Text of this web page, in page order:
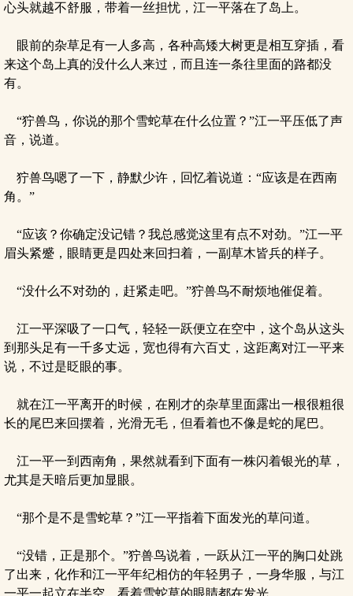
心头就越不舒服，带着一丝担忧，江一平落在了岛上。
眼前的杂草足有一人多高，各种高矮大树更是相互穿插，看
来这个岛上真的没什么人来过，而且连一条往里面的路都没
有。
“狞兽鸟，你说的那个雪蛇草在什么位置？”江一平压低了声
音，说道。
狞兽鸟嗯了一下，静默少许，回忆着说道：“应该是在西南
角。”
“应该？你确定没记错？我总感觉这里有点不对劲。”江一平
眉头紧蹙，眼睛更是四处来回扫着，一副草木皆兵的样子。
“没什么不对劲的，赶紧走吧。”狞兽鸟不耐烦地催促着。
江一平深吸了一口气，轻轻一跃便立在空中，这个岛从这头
到那头足有一千多丈远，宽也得有六百丈，这距离对江一平来
说，不过是眨眼的事。
就在江一平离开的时候，在刚才的杂草里面露出一根很粗很
长的尾巴来回摆着，光滑无毛，但看着也不像是蛇的尾巴。
江一平一到西南角，果然就看到下面有一株闪着银光的草，
尤其是天暗后更加显眼。
“那个是不是雪蛇草？”江一平指着下面发光的草问道。
“没错，正是那个。”狞兽鸟说着，一跃从江一平的胸口处跳
了出来，化作和江一平年纪相仿的年轻男子，一身华服，与江
一平一起立在半空，看着雪蛇草的眼睛都在发光。